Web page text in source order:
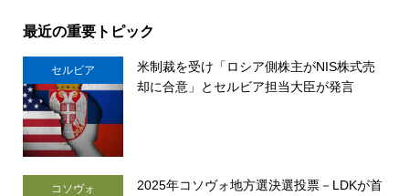
最近の重要トピック
セルビア
米制裁を受け「ロシア側株主がNIS株式売
却に合意」とセルビア担当大臣が発言
コソヴォ
2025年コソヴォ地方選決選投票－LDKが首